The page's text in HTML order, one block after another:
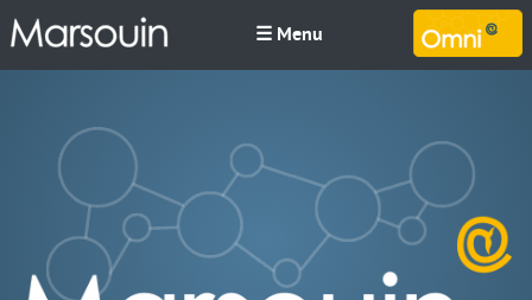
☰ Menu